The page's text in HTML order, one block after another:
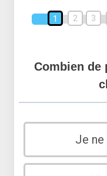
1 2 3
Combien de
Je ne